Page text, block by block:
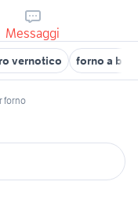
Messaggi
vernotico forno a
forno